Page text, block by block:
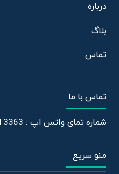
درباره
بلاگ
تماس
تماس با ما
شماره تمای واتس اپ : 05392413363
منو سریع